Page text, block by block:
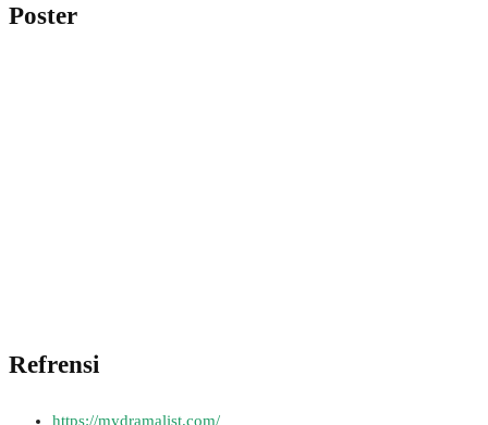
Poster
Refrensi
https://mydramalist.com/